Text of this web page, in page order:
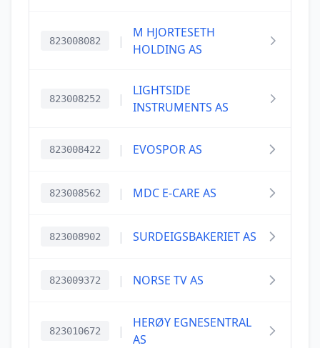
823008082 |
M HJORTESETH
HOLDING AS
823008252 |
LIGHTSIDE
INSTRUMENTS AS
823008422 | EVOSPOR AS
823008562 | MDC E-CARE AS
823008902 | SURDEIGSBAKERIET AS
823009372 | NORSE TV AS
823010672 |
HERØY EGNESENTRAL
AS